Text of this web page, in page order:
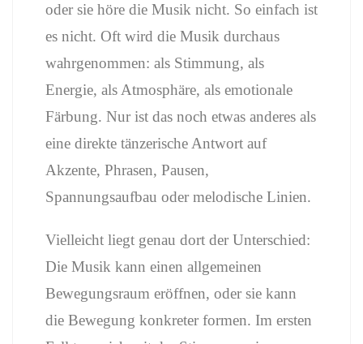
oder sie höre die Musik nicht. So einfach ist
es nicht. Oft wird die Musik durchaus
wahrgenommen: als Stimmung, als
Energie, als Atmosphäre, als emotionale
Färbung. Nur ist das noch etwas anderes als
eine direkte tänzerische Antwort auf
Akzente, Phrasen, Pausen,
Spannungsaufbau oder melodische Linien.
Vielleicht liegt genau dort der Unterschied:
Die Musik kann einen allgemeinen
Bewegungsraum eröffnen, oder sie kann
die Bewegung konkreter formen. Im ersten